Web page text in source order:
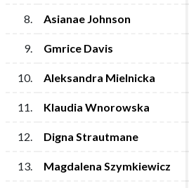
8. Asianae Johnson
9. Gmrice Davis
10. Aleksandra Mielnicka
11. Klaudia Wnorowska
12. Digna Strautmane
13. Magdalena Szymkiewicz
8. Asianae Johnson
9. Gmrice Davis
10. Aleksandra Mielnicka
11. Klaudia Wnorowska
12. Digna Strautmane
13. Magdalena Szymkiewicz